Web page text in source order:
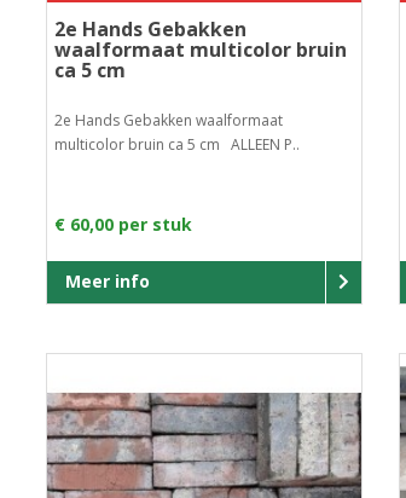
2e Hands Gebakken
waalformaat multicolor bruin
ca 5 cm
2e Hands Gebakken waalformaat
multicolor bruin ca 5 cm ALLEEN P..
€ 60,00 per stuk
Meer info